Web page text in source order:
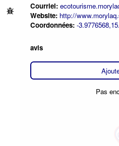
Courriel:
Website: http://
Coordonnées: -
avis
Pas